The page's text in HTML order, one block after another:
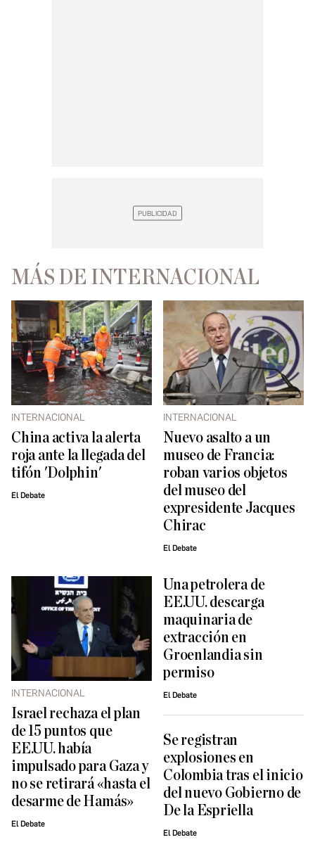
MÁS DE INTERNACIONAL
INTERNACIONAL
China activa la alerta
roja ante la llegada del
tifón 'Dolphin'
El Debate
INTERNACIONAL
Nuevo asalto a un
museo de Francia:
roban varios objetos
del museo del
expresidente Jacques
Chirac
El Debate
INTERNACIONAL
Israel rechaza el plan
de 15 puntos que
EE.UU. había
impulsado para Gaza y
no se retirará «hasta el
desarme de Hamás»
El Debate
Una petrolera de
EE.UU. descarga
maquinaria de
extracción en
Groenlandia sin
permiso
El Debate
Se registran
explosiones en
Colombia tras el inicio
del nuevo Gobierno de
De la Espriella
El Debate